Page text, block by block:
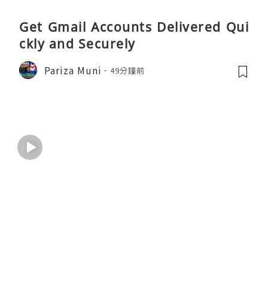
Get Gmail Accounts Delivered Qui
ckly and Securely
Pariza Muni 49分鐘前